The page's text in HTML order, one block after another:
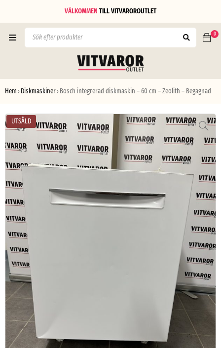
VÄLKOMMEN TILLVITVAROROUTLET
0
Hem › Diskmaskiner › Bosch integrerad diskmaskin – 60 cm – Zeolith – Begagnad
UTSÅLD